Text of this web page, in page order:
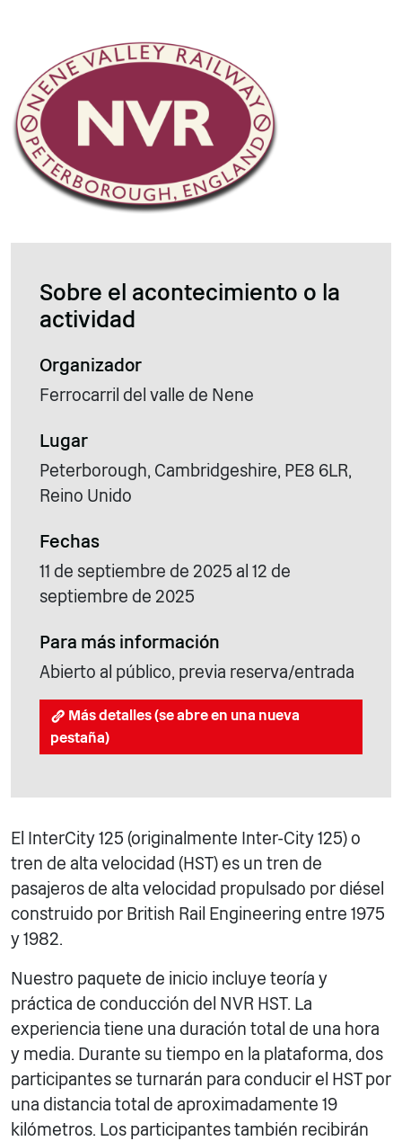
Sobre el acontecimiento o la
actividad
Organizador
Ferrocarril del valle de Nene
Lugar
Peterborough, Cambridgeshire, PE8 6LR,
Reino Unido
Fechas
11 de septiembre de 2025 al 12 de
septiembre de 2025
Para más información
Abierto al público, previa reserva/entrada
Más detalles (se abre en una nueva
pestaña)
El InterCity 125 (originalmente Inter-City 125) o
tren de alta velocidad (HST) es un tren de
pasajeros de alta velocidad propulsado por diésel
construido por British Rail Engineering entre 1975
y 1982.
Nuestro paquete de inicio incluye teoría y
práctica de conducción del NVR HST. La
experiencia tiene una duración total de una hora
y media. Durante su tiempo en la plataforma, dos
participantes se turnarán para conducir el HST por
una distancia total de aproximadamente 19
kilómetros. Los participantes también recibirán